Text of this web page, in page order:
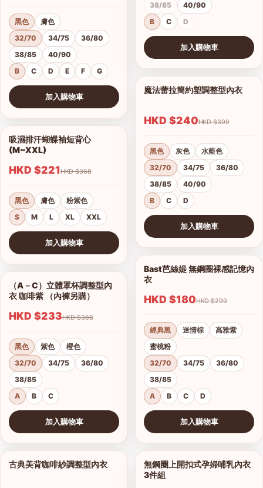
黑色
膚色
32/70
34/75
36/80
38/85
40/90
B
C D E F G
加入購物車
查看圖片
吸濕排汗蝴蝶袖短背心
(M~XXL)
HKD $221 HKD $368
黑色 膚色
粉紫色
S
M L XL XXL
加入購物車
1/5
查看圖片
（A－C）立體罩杯調整型內
衣 咖啡紫 （內褲另購）
HKD $233 HKD $388
黑色 紫色
橙色
32/70
34/75
36/80
38/85
A
B C
加入購物車
1/19
查看圖片
古典美背咖啡紗調整型內衣
38/85
40/90
B
C D
加入購物車
1/10
查看圖片
魔法蕾拉簡約塑調整型內衣
HKD $240 HKD $399
黑色 灰色
水藍色
32/70
34/75
36/80
38/85
40/90
B
C D
加入購物車
1/15
查看圖片
Bast芭絲媞 無鋼圈裸感記憶內
衣
HKD $180 HKD $299
經典黑 迷情棕
高雅紫
蜜桃粉
32/70
34/75
36/80
38/85
A
B C D
加入購物車
1/3
查看圖片
無鋼圈上開扣式孕婦哺乳內衣
3件組